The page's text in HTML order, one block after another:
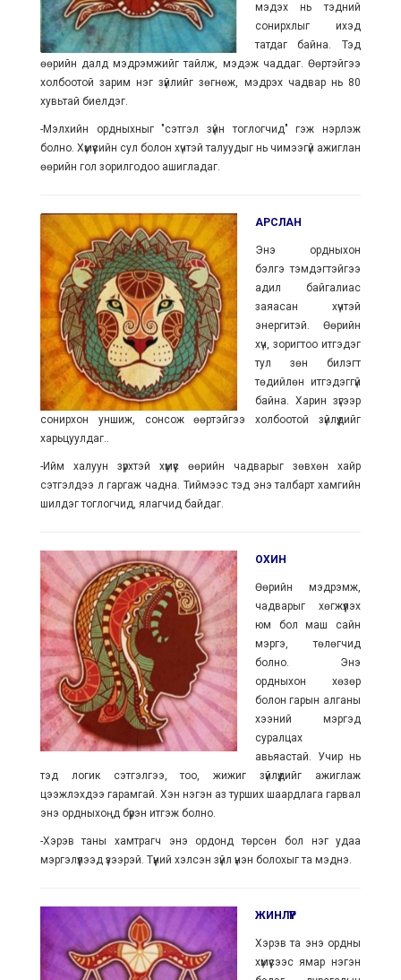
мэдэх нь тэдний
сонирхлыг ихэд
татдаг байна. Тэд
өөрийн далд мэдрэмжийг тайлж, мэдэж чаддаг. Өөртэйгээ
холбоотой зарим нэг зүйлийг зөгнөж, мэдрэх чадвар нь 80
хувьтай биелдэг.
-Мэлхийн ордныхныг "сэтгэл зүйн тоглогчид" гэж нэрлэж
болно. Хүмүүсийн сул болон хүчтэй талуудыг нь чимээгүй ажиглан
өөрийн гол зорилгодоо ашигладаг.
АРСЛАН
Энэ ордныхон
бэлгэ тэмдэгтэйгээ
адил байгалиас
заяасан хүчтэй
энергитэй. Өөрийн
хүч, зоригтоо итгэдэг
тул зөн билэгт
төдийлөн итгэдэггүй
байна. Харин зүгээр
сонирхон уншиж, сонсож өөртэйгээ холбоотой зүйлүүдийг
харьцуулдаг..
-Ийм халуун зүрхтэй хүмүүс өөрийн чадварыг зөвхөн хайр
сэтгэлдээ л гаргаж чадна. Тиймээс тэд энэ талбарт хамгийн
шилдэг тоглогчид, ялагчид байдаг.
ОХИН
Өөрийн мэдрэмж,
чадварыг хөгжүүлэх
юм бол маш сайн
мэргэ, төлөгчид
болно. Энэ
ордныхон хөзөр
болон гарын алганы
хээний мэргэд
суралцах
авьяастай. Учир нь
тэд логик сэтгэлгээ, тоо, жижиг зүйлүүдийг ажиглаж
цээжлэхдээ гарамгай. Хэн нэгэн аз турших шаардлага гарвал
энэ ордныхоңд бүрэн итгэж болно.
-Хэрэв таны хамтрагч энэ ордонд төрсөн бол нэг удаа
мэргэлүүлээд үзээрэй. Түүний хэлсэн зүйл үнэн болохыг та мэднэ.
ЖИНЛҮҮР
Хэрэв та энэ ордны
хүмүүсээс ямар нэгэн